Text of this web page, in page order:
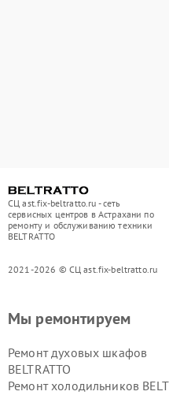
СЦ ast.fix-beltratto.ru - сеть
сервисных центров в Астрахани по
ремонту и обслуживанию техники
BELTRATTO
2021-2026 © СЦ ast.fix-beltratto.ru
Мы ремонтируем
Ремонт духовых шкафов
BELTRATTO
Ремонт холодильников